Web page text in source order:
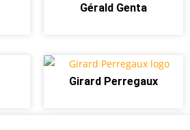
Gérald Genta
Girard Perregaux